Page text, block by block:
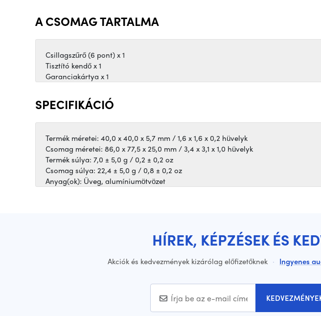
A CSOMAG TARTALMA
Csillagszűrő (6 pont) x 1
Tisztító kendő x 1
Garanciakártya x 1
SPECIFIKÁCIÓ
Termék méretei: 40,0 x 40,0 x 5,7 mm / 1,6 x 1,6 x 0,2 hüvelyk
Csomag méretei: 86,0 x 77,5 x 25,0 mm / 3,4 x 3,1 x 1,0 hüvelyk
Termék súlya: 7,0 ± 5,0 g / 0,2 ± 0,2 oz
Csomag súlya: 22,4 ± 5,0 g / 0,8 ± 0,2 oz
Anyag(ok): Üveg, alumíniumötvözet
HÍREK, KÉPZÉSEK ÉS
Akciók és kedvezmények kizárólag előfizetőknek · Ingyenes